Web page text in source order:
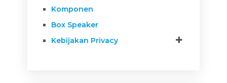
Komponen
Box Speaker
Kebijakan Privacy